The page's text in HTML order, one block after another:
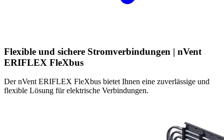
Flexible und sichere Stromverbindungen | nVent
ERIFLEX FleXbus
Der nVent ERIFLEX FleXbus bietet Ihnen eine zuverlässige und
flexible Lösung für elektrische Verbindungen.